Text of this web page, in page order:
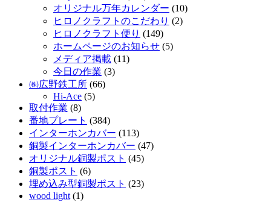
オリジナル万年カレンダー (10)
ヒロノクラフトのこだわり (2)
ヒロノクラフト便り (149)
ホームページのお知らせ (5)
メディア掲載 (11)
今日の作業 (3)
㈱広野鉄工所 (66)
Hi-Ace (5)
取付作業 (8)
番地プレート (384)
インターホンカバー (113)
銅製インターホンカバー (47)
オリジナル銅製ポスト (45)
銅製ポスト (6)
埋め込み型銅製ポスト (23)
wood light (1)